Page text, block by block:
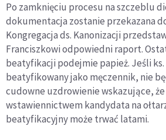
Po zamknięciu procesu na szczeblu
dokumentacja zostanie przekazana
Kongregacja ds. Kanonizacji
Franciszkowi odpowiedni raport.
beatyfikacji podejmie papież. Jeśli
beatyfikowany jako męczennik, nie
cudowne uzdrowienie wskazujące, że
wstawiennictwem kandydata na
beatyfikacyjny może trwać latami.